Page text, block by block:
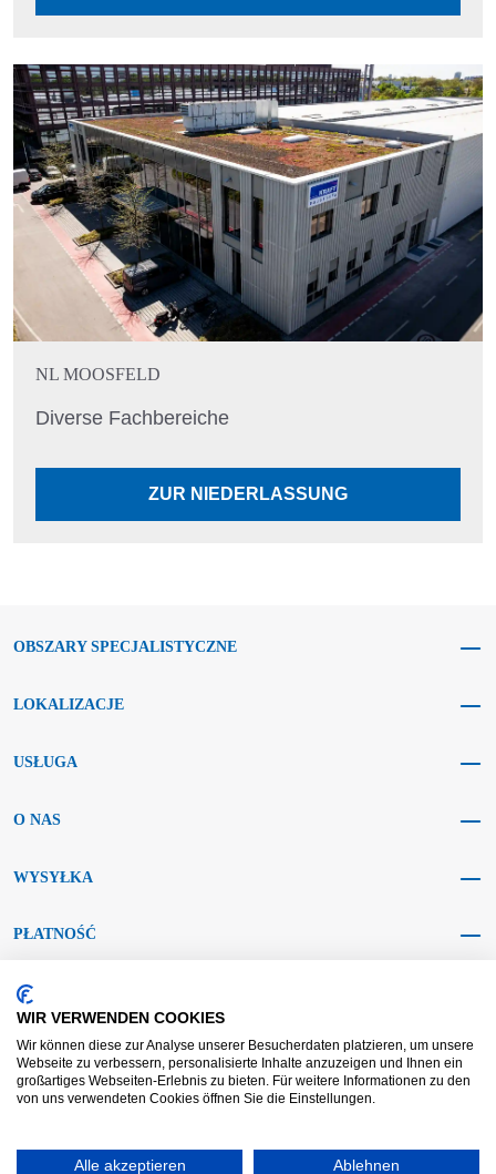
NL MOOSFELD
Diverse Fachbereiche
ZUR NIEDERLASSUNG
OBSZARY SPECJALISTYCZNE
LOKALIZACJE
USŁUGA
O NAS
WYSYŁKA
PŁATNOŚĆ
MEDIA SPOŁECZNOŚCIOWE
Ochrona danych
WIR VERWENDEN COOKIES
Wir können diese zur Analyse unserer Besucherdaten platzieren, um unsere
Webseite zu verbessern, personalisierte Inhalte anzuzeigen und Ihnen ein
großartiges Webseiten-Erlebnis zu bieten. Für weitere Informationen zu den
von uns verwendeten Cookies öffnen Sie die Einstellungen.
Alle akzeptieren Ablehnen